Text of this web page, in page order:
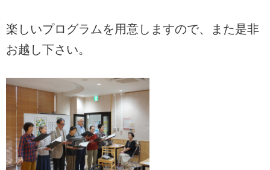
楽しいプログラムを用意しますので、また是非
お越し下さい。